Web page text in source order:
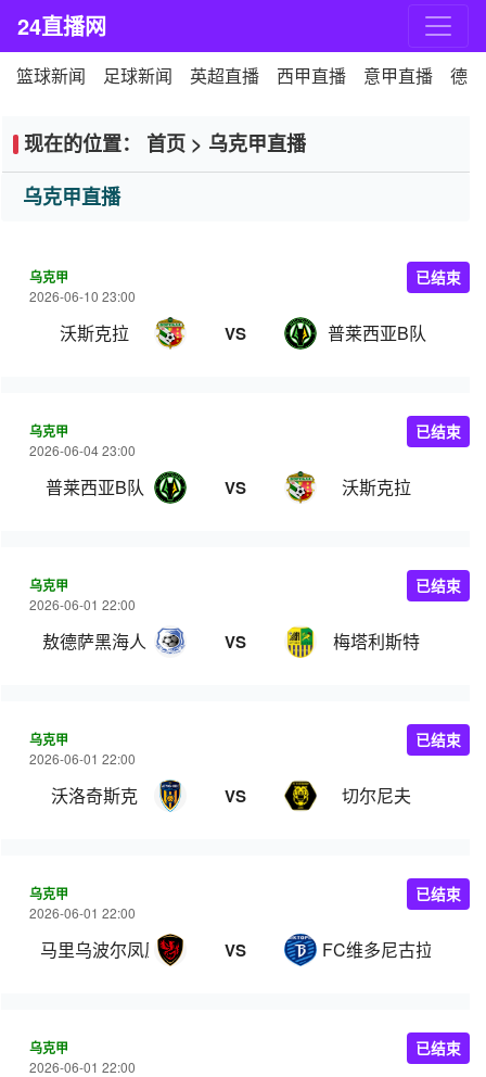
24直播网
篮球新闻 足球新闻 英超直播 西甲直播 意甲直播 德
现在的位置： 首页 > 乌克甲直播
乌克甲直播
乌克甲
2026-06-10 23:00
沃斯克拉 VS 普莱西亚B队
已结束
乌克甲
2026-06-04 23:00
普莱西亚B队 VS 沃斯克拉
已结束
乌克甲
2026-06-01 22:00
敖德萨黑海人 VS 梅塔利斯特
已结束
乌克甲
2026-06-01 22:00
沃洛奇斯克 VS 切尔尼夫
已结束
乌克甲
2026-06-01 22:00
马里乌波尔凤凰 VS FC维多尼古拉耶夫卡
已结束
乌克甲
2026-06-01 22:00
已结束